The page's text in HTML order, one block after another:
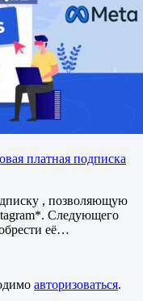
платная подписка
, позволяющую
Следующего
её…
авторизоваться.